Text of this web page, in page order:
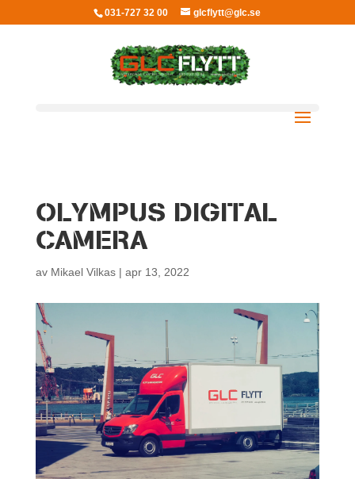
031-727 32 00 glcflytt@glc.se
OLYMPUS DIGITAL
CAMERA
av Mikael Vilkas| apr 13, 2022